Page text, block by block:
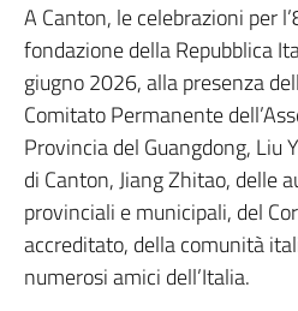
A Canton, le celebrazioni per
fondazione della Repubblica
giugno 2026, alla presenza
Comitato Permanente
Provincia del Guangdong, Liu
di Canton, Jiang Zhitao, delle
provinciali e municipali, del
accreditato, della comunità
numerosi amici dell’Italia.